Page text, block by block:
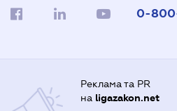
0-
Реклама та PR
на ligazakon.net